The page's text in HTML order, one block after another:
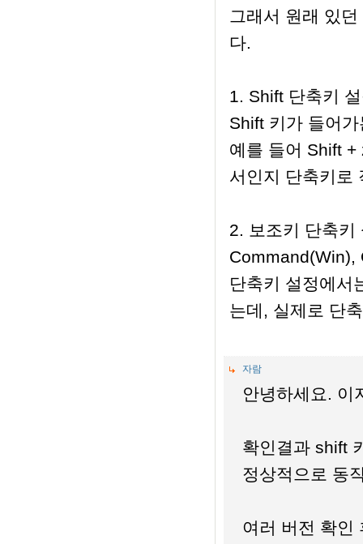
그래서 원래 있
다.
1. Shift 단축키
Shift 키가 들어
예를 들어 Shift +
서인지 단축키로
2. 보조키 단축키
Command(Win),
단축키 설정에서
는데, 실제로 단
자람
안녕하세요. 이
확인결과 shift
정상적으로 동
여러 버전 확인